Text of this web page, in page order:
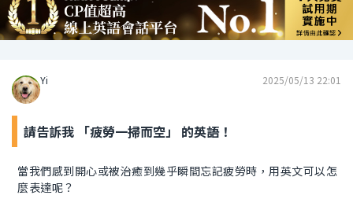
Yi 2025/05/13 22:01
請告訴我 「疲勞一掃而空」 的英語！
當我們感到開心或被治癒到幾乎瞬間忘記疲勞時，用英文可以怎
麼表達呢？